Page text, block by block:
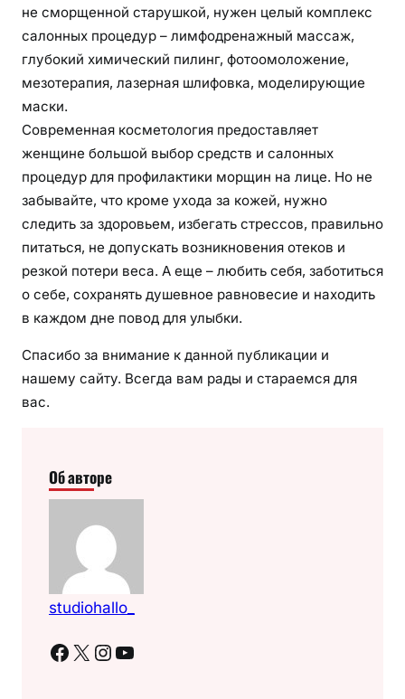
не сморщенной старушкой, нужен целый комплекс
салонных процедур – лимфодренажный массаж,
глубокий химический пилинг, фотоомоложение,
мезотерапия, лазерная шлифовка, моделирующие
маски.
Современная косметология предоставляет
женщине большой выбор средств и салонных
процедур для профилактики морщин на лице. Но не
забывайте, что кроме ухода за кожей, нужно
следить за здоровьем, избегать стрессов, правильно
питаться, не допускать возникновения отеков и
резкой потери веса. А еще – любить себя, заботиться
о себе, сохранять душевное равновесие и находить
в каждом дне повод для улыбки.
Спасибо за внимание к данной публикации и
нашему сайту. Всегда вам рады и стараемся для
вас.
Об авторе
studiohallo_
Facebook X Instagram YouTube